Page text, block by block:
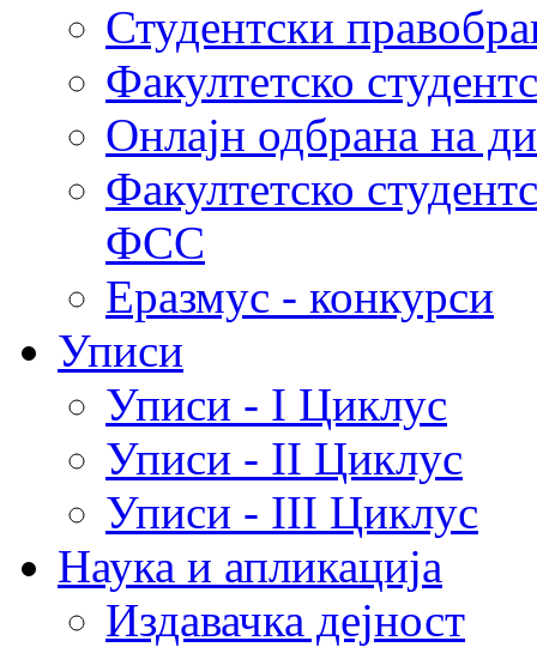
Студентски
Факултетско
Онлајн одбрана на
Факултетско
ФСС
Еразмус - конкурси
Уписи
Уписи - I Циклус
Уписи - II Циклус
Уписи - III Циклус
Наука и апликација
Издавачка дејност